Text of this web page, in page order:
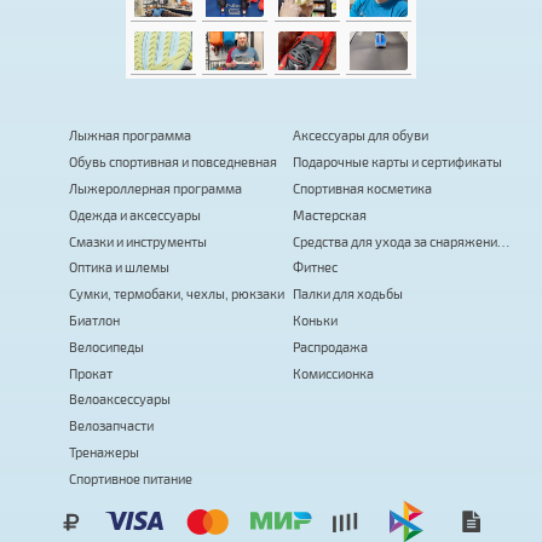
Лыжная программа
Обувь спортивная и повседневная
Лыжероллерная программа
Одежда и аксессуары
Смазки и инструменты
Оптика и шлемы
Сумки, термобаки, чехлы, рюкзаки
Биатлон
Велосипеды
Прокат
Велоаксессуары
Велозапчасти
Тренажеры
Спортивное питание
Аксессуары для обуви
Подарочные карты и сертификаты
Спортивная косметика
Мастерская
Средства для ухода за снаряжением
Фитнес
Палки для ходьбы
Коньки
Распродажа
Комиссионка